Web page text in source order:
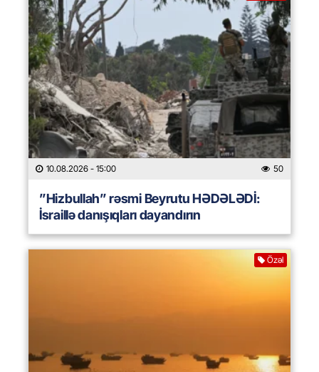
10.08.2026 - 15:00 50
”Hizbullah” rəsmi Beyrutu HƏDƏLƏDİ:
İsraillə danışıqları dayandırın
Özəl